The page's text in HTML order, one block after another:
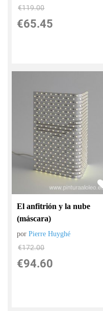
€119.00
€65.45
El anfitrión y la nube
(máscara)
porPierre Huyghé
€172.00
€94.60